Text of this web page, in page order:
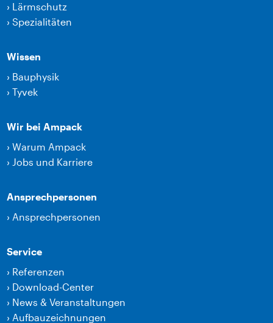
› Lärmschutz
›Spezialitäten
Wissen
› Bauphysik
›Tyvek
Wir bei Ampack
›Warum Ampack
›Jobs und Karriere
Ansprechpersonen
› Ansprechpersonen
Service
› Referenzen
› Download-Center
› News & Veranstaltungen
› Aufbauzeichnungen